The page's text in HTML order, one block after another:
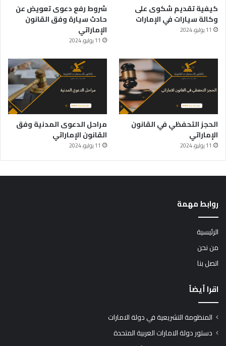
كيفية تقديم شكوى على
وكالة سيارات في الإمارات
11 يوليو، 2024
شروط رفع دعوى تعويض عن
حادث سيارة وفق القانون
الإماراتي
11 يوليو، 2024
الحجز التحفظي في القانون
الإماراتي
11 يوليو، 2024
مراحل الدعوى المدنية وفق
القانون الإماراتي
11 يوليو، 2024
روابط مهمة
الرئيسية
من نحن
اتصل بنا
اقرا أيضاً
المنظومة التشريعية في دولة الامارات
دستور دولة الامارات العربية المتحدة